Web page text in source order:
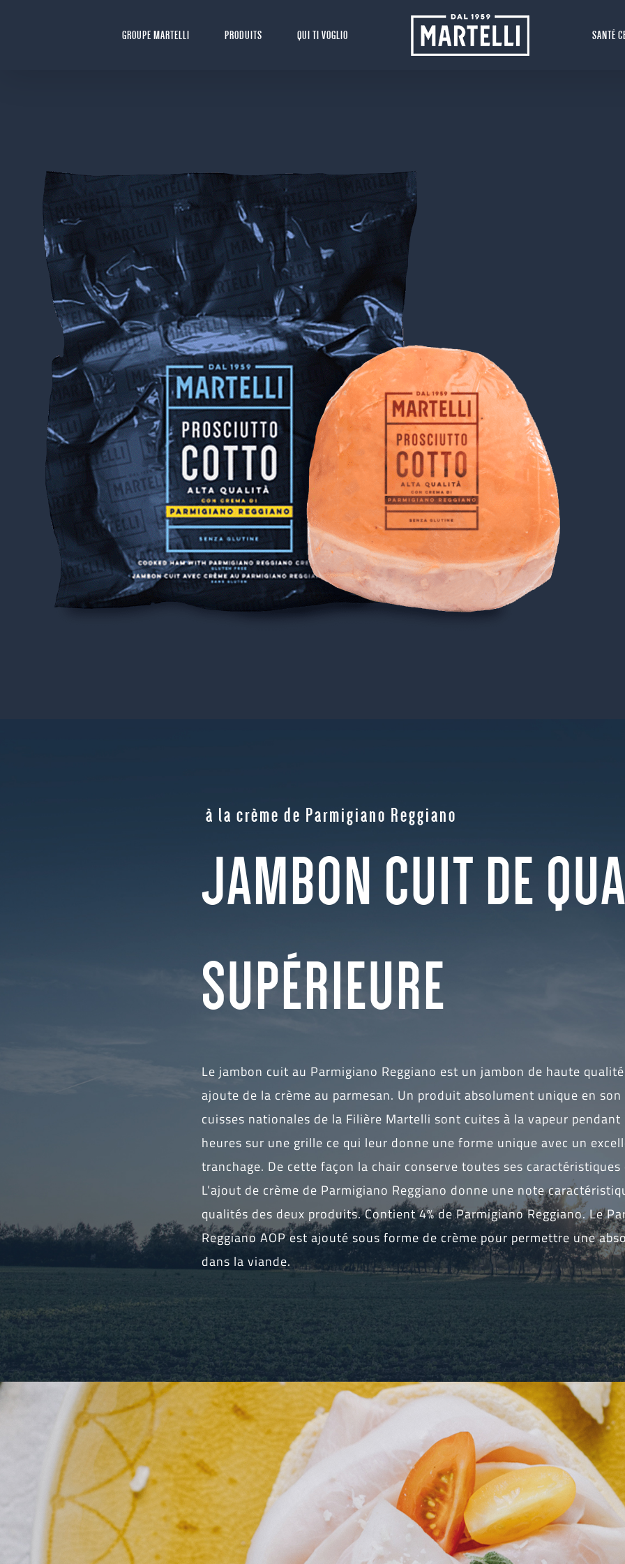
GROUPE MARTELLI PRODUITS QUI TI VOGLIO SANTÉ
à la crème de Parmigiano Reggiano
JAMBON CUIT DE
SUPÉRIEURE
Le jambon cuit au Parmigiano Reggiano est un jambon de haute
ajoute de la crème au parmesan. Un produit absolument unique en son
cuisses nationales de la Filière Martelli sont cuites à la vapeur
heures sur une grille ce qui leur donne une forme unique avec un
tranchage. De cette façon la chair conserve toutes ses
L’ajout de crème de Parmigiano Reggiano donne une note
qualités des deux produits. Contient 4% de Parmigiano Reggiano. Le
Reggiano AOP est ajouté sous forme de crème pour permettre une
dans la viande.